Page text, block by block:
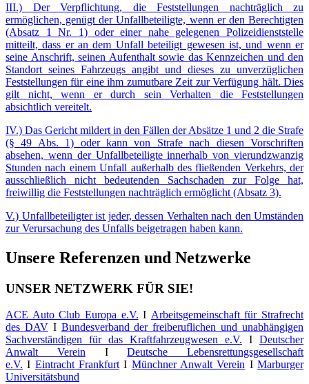
III.) Der Verpflichtung, die Feststellungen nachträglich zu
ermöglichen, genügt der Unfallbeteiligte, wenn er den Berechtigten
(Absatz 1 Nr. 1) oder einer nahe gelegenen Polizeidienststelle
mitteilt, dass er an dem Unfall beteiligt gewesen ist, und wenn er
seine Anschrift, seinen Aufenthalt sowie das Kennzeichen und den
Standort seines Fahrzeugs angibt und dieses zu unverzüglichen
Feststellungen für eine ihm zumutbare Zeit zur Verfügung hält. Dies
gilt nicht, wenn er durch sein Verhalten die Feststellungen
absichtlich vereitelt.
IV.) Das Gericht mildert in den Fällen der Absätze 1 und 2 die Strafe
(§ 49 Abs. 1) oder kann von Strafe nach diesen Vorschriften
absehen, wenn der Unfallbeteiligte innerhalb von vierundzwanzig
Stunden nach einem Unfall außerhalb des fließenden Verkehrs, der
ausschließlich nicht bedeutenden Sachschaden zur Folge hat,
freiwillig die Feststellungen nachträglich ermöglicht (Absatz 3).
V.) Unfallbeteiligter ist jeder, dessen Verhalten nach den Umständen
zur Verursachung des Unfalls beigetragen haben kann.
Unsere Referenzen und Netzwerke
UNSER NETZWERK FÜR SIE!
ACE Auto Club Europa e.V. I Arbeitsgemeinschaft für Strafrecht
des DAVI Bundesverband der freiberuflichen und unabhängigen
Sachverständigen für das Kraftfahrzeugwesen e.V. I Deutscher
Anwalt Verein IDeutsche Lebensrettungsgesellschaft
e.V. I Eintracht Frankfurt I Münchner Anwalt Verein IMarburger
Universitätsbund